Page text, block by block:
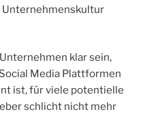
Unternehmenskultur
klar sein,
Media Plattformen
ist, für viele potentielle
schlicht nicht mehr